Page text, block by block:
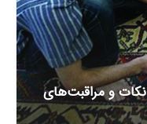
و مراقبت‌های